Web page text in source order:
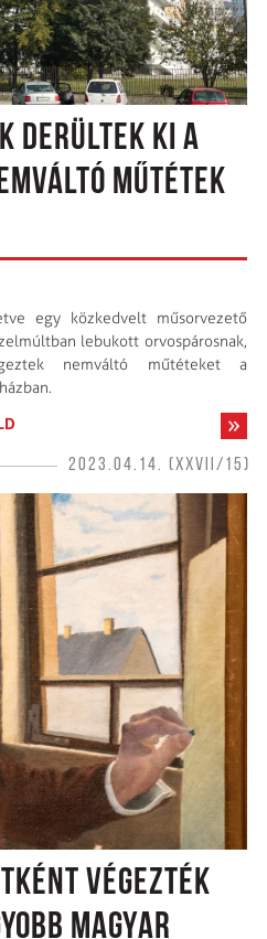
DERÜLTEK KI A
MŰTÉTEK
egy közkedvelt műsorvezető
lebukott orvospárosnak,
nemváltó műtéteket a
2023.04.14. (XXVII/15)
VÉGEZTÉK
MAGYAR